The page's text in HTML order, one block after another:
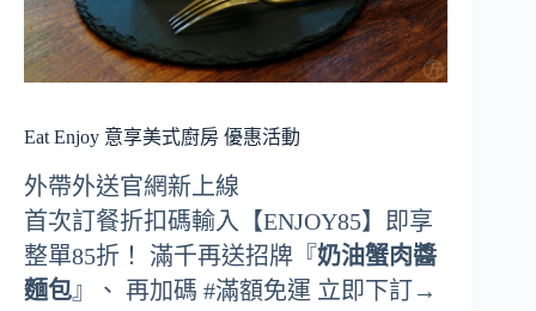
Eat Enjoy 意享美式廚房 優惠活動
外帶外送官網新上線
首次訂餐折扣碼輸入【ENJOY85】即享
整單85折！ 滿千再送招牌『奶油蟹肉醬
麵包』、 再加碼 #滿額免運 立即下訂→